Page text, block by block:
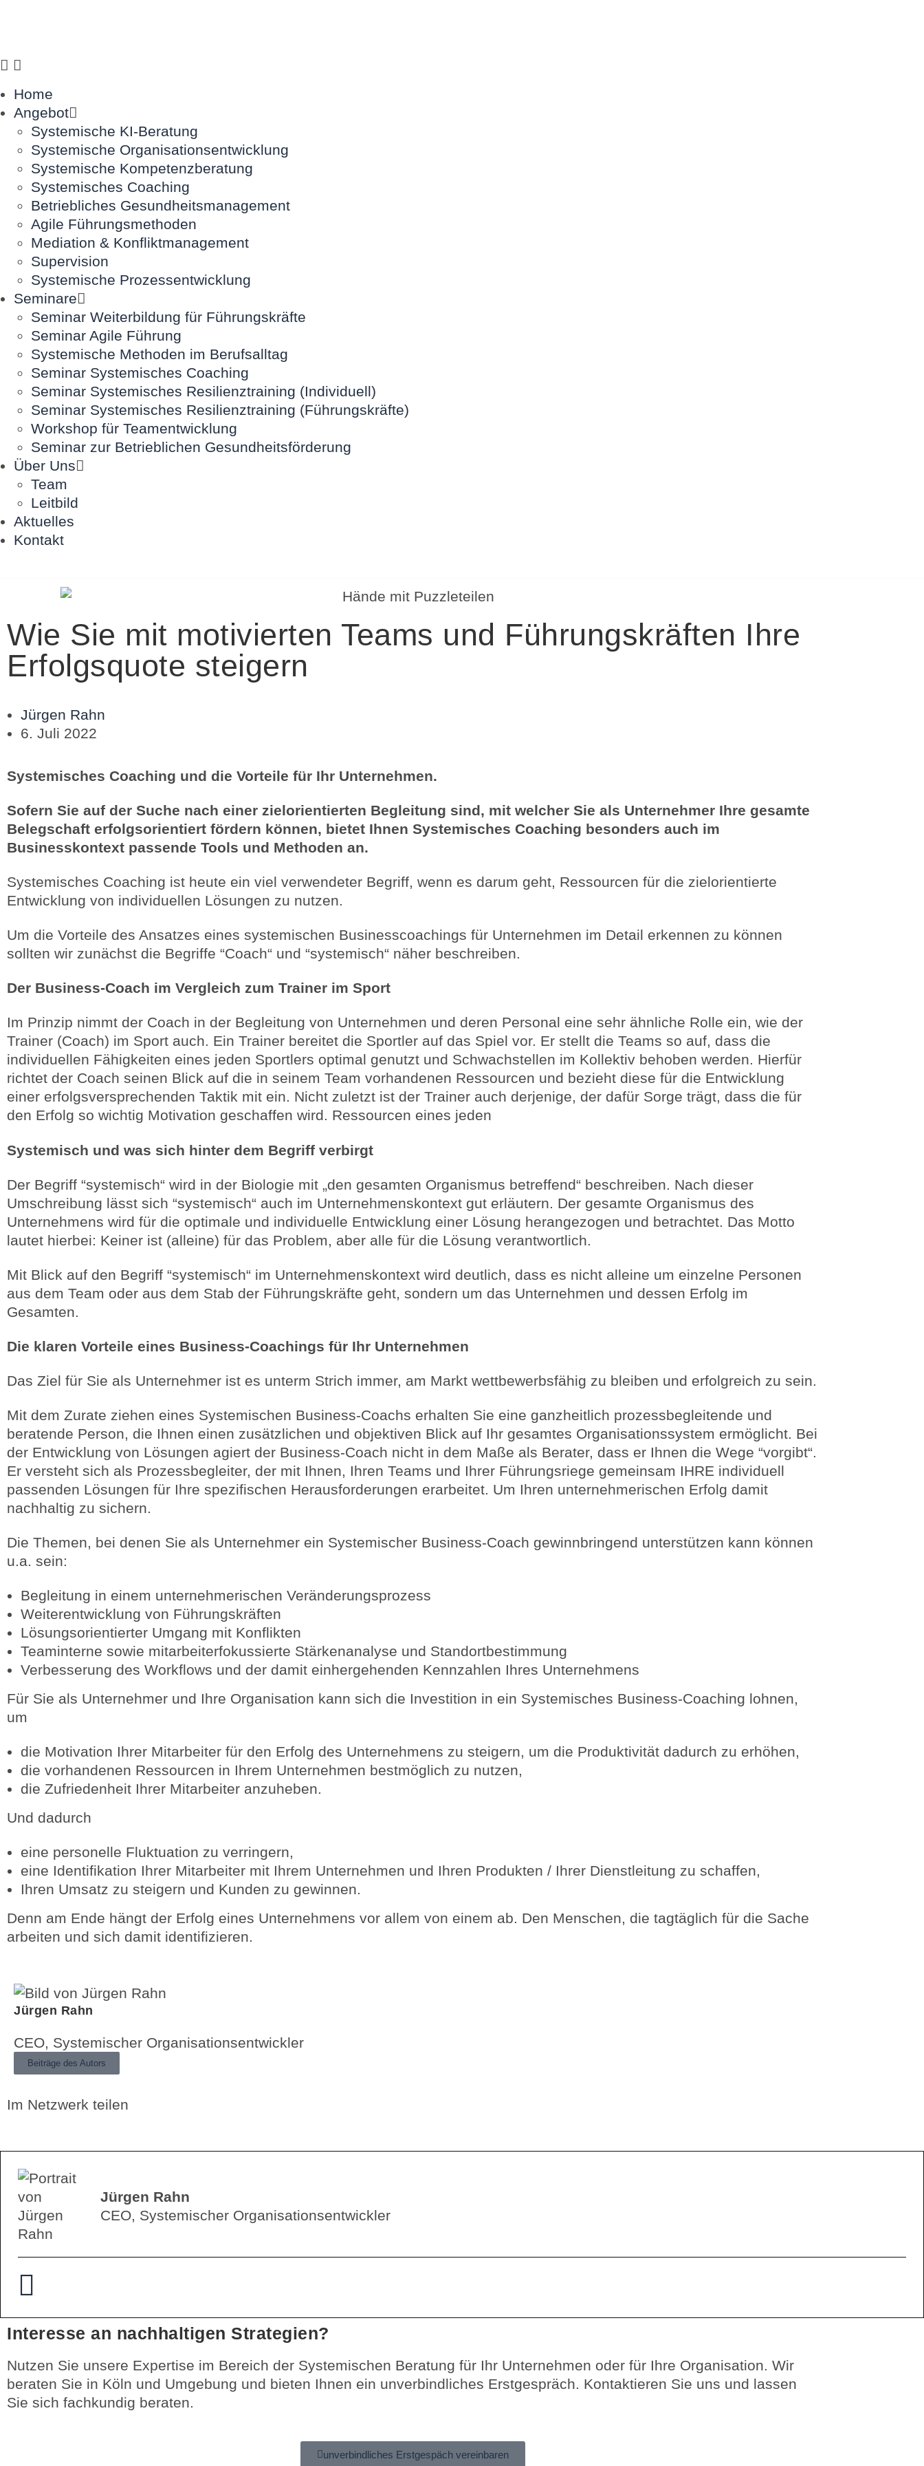
Home
Angebot
Systemische KI-Beratung
Systemische Organisationsentwicklung
Systemische Kompetenzberatung
Systemisches Coaching
Betriebliches Gesundheitsmanagement
Agile Führungsmethoden
Mediation & Konfliktmanagement
Supervision
Systemische Prozessentwicklung
Seminare
Seminar Weiterbildung für Führungskräfte
Seminar Agile Führung
Systemische Methoden im Berufsalltag
Seminar Systemisches Coaching
Seminar Systemisches Resilienztraining (Individuell)
Seminar Systemisches Resilienztraining (Führungskräfte)
Workshop für Teamentwicklung
Seminar zur Betrieblichen Gesundheitsförderung
Über Uns
Team
Leitbild
Aktuelles
Kontakt
Wie Sie mit motivierten Teams und Führungskräften Ihre
Erfolgsquote steigern
Jürgen Rahn
6. Juli 2022
Systemisches Coaching und die Vorteile für Ihr Unternehmen.
Sofern Sie auf der Suche nach einer zielorientierten Begleitung sind, mit welcher Sie als Unternehmer Ihre gesamte
Belegschaft erfolgsorientiert fördern können, bietet Ihnen Systemisches Coaching besonders auch im
Businesskontext passende Tools und Methoden an.
Systemisches Coaching ist heute ein viel verwendeter Begriff, wenn es darum geht, Ressourcen für die zielorientierte
Entwicklung von individuellen Lösungen zu nutzen.
Um die Vorteile des Ansatzes eines systemischen Businesscoachings für Unternehmen im Detail erkennen zu können
sollten wir zunächst die Begriffe “Coach“ und “systemisch“ näher beschreiben.
Der Business-Coach im Vergleich zum Trainer im Sport
Im Prinzip nimmt der Coach in der Begleitung von Unternehmen und deren Personal eine sehr ähnliche Rolle ein, wie der
Trainer (Coach) im Sport auch. Ein Trainer bereitet die Sportler auf das Spiel vor. Er stellt die Teams so auf, dass die
individuellen Fähigkeiten eines jeden Sportlers optimal genutzt und Schwachstellen im Kollektiv behoben werden. Hierfür
richtet der Coach seinen Blick auf die in seinem Team vorhandenen Ressourcen und bezieht diese für die Entwicklung
einer erfolgsversprechenden Taktik mit ein. Nicht zuletzt ist der Trainer auch derjenige, der dafür Sorge trägt, dass die für
den Erfolg so wichtig Motivation geschaffen wird. Ressourcen eines jeden
Systemisch und was sich hinter dem Begriff verbirgt
Der Begriff “systemisch“ wird in der Biologie mit „den gesamten Organismus betreffend“ beschreiben. Nach dieser
Umschreibung lässt sich “systemisch“ auch im Unternehmenskontext gut erläutern. Der gesamte Organismus des
Unternehmens wird für die optimale und individuelle Entwicklung einer Lösung herangezogen und betrachtet. Das Motto
lautet hierbei: Keiner ist (alleine) für das Problem, aber alle für die Lösung verantwortlich.
Mit Blick auf den Begriff “systemisch“ im Unternehmenskontext wird deutlich, dass es nicht alleine um einzelne Personen
aus dem Team oder aus dem Stab der Führungskräfte geht, sondern um das Unternehmen und dessen Erfolg im
Gesamten.
Die klaren Vorteile eines Business-Coachings für Ihr Unternehmen
Das Ziel für Sie als Unternehmer ist es unterm Strich immer, am Markt wettbewerbsfähig zu bleiben und erfolgreich zu sein.
Mit dem Zurate ziehen eines Systemischen Business-Coachs erhalten Sie eine ganzheitlich prozessbegleitende und
beratende Person, die Ihnen einen zusätzlichen und objektiven Blick auf Ihr gesamtes Organisationssystem ermöglicht. Bei
der Entwicklung von Lösungen agiert der Business-Coach nicht in dem Maße als Berater, dass er Ihnen die Wege “vorgibt“.
Er versteht sich als Prozessbegleiter, der mit Ihnen, Ihren Teams und Ihrer Führungsriege gemeinsam IHRE individuell
passenden Lösungen für Ihre spezifischen Herausforderungen erarbeitet. Um Ihren unternehmerischen Erfolg damit
nachhaltig zu sichern.
Die Themen, bei denen Sie als Unternehmer ein Systemischer Business-Coach gewinnbringend unterstützen kann können
u.a. sein:
Begleitung in einem unternehmerischen Veränderungsprozess
Weiterentwicklung von Führungskräften
Lösungsorientierter Umgang mit Konflikten
Teaminterne sowie mitarbeiterfokussierte Stärkenanalyse und Standortbestimmung
Verbesserung des Workflows und der damit einhergehenden Kennzahlen Ihres Unternehmens
Für Sie als Unternehmer und Ihre Organisation kann sich die Investition in ein Systemisches Business-Coaching lohnen,
um
die Motivation Ihrer Mitarbeiter für den Erfolg des Unternehmens zu steigern, um die Produktivität dadurch zu erhöhen,
die vorhandenen Ressourcen in Ihrem Unternehmen bestmöglich zu nutzen,
die Zufriedenheit Ihrer Mitarbeiter anzuheben.
Und dadurch
eine personelle Fluktuation zu verringern,
eine Identifikation Ihrer Mitarbeiter mit Ihrem Unternehmen und Ihren Produkten / Ihrer Dienstleitung zu schaffen,
Ihren Umsatz zu steigern und Kunden zu gewinnen.
Denn am Ende hängt der Erfolg eines Unternehmens vor allem von einem ab. Den Menschen, die tagtäglich für die Sache
arbeiten und sich damit identifizieren.
Jürgen Rahn
CEO, Systemischer Organisationsentwickler
Beiträge des Autors
Im Netzwerk teilen
Jürgen Rahn
CEO, Systemischer Organisationsentwickler
Interesse an nachhaltigen Strategien?
Nutzen Sie unsere Expertise im Bereich der Systemischen Beratung für Ihr Unternehmen oder für Ihre Organisation. Wir
beraten Sie in Köln und Umgebung und bieten Ihnen ein unverbindliches Erstgespräch. Kontaktieren Sie uns und lassen
Sie sich fachkundig beraten.
unverbindliches Erstgespäch vereinbaren